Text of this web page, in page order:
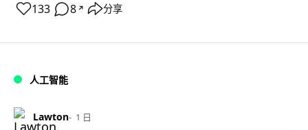
133 8 ↗ 分享
人工智能
Lawton 1 日